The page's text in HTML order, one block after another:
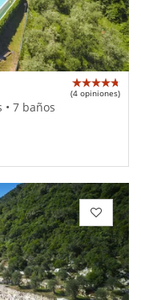
(4 opiniones)
7 baños